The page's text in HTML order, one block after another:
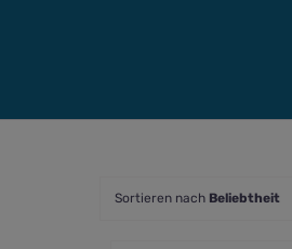
Sortieren nach Beliebtheit